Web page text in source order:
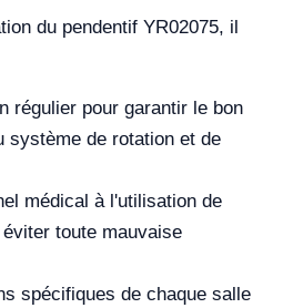
du pendentif YR02075, il
régulier pour garantir le bon
système de rotation et de
médical à l'utilisation de
éviter toute mauvaise
spécifiques de chaque salle